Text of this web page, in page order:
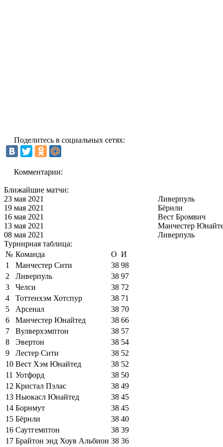
Поделитесь в социальных сетях:
Комментарии:
Ближайшие матчи:
23 мая 2021
Ливерпуль
19 мая 2021
Бёрнли
16 мая 2021
Вест Бромвич
13 мая 2021
Манчестер
08 мая 2021
Ливерпуль
Турнирная таблица:
№ Команда О И
1
Манчестер Сити 38 98
2
Ливерпуль 38 97
3
Челси 38 72
4
Тоттенхэм Хотспур 38 71
5
Арсенал 38 70
6
Манчестер Юнайтед 38 66
7
Вулверхэмптон 38 57
8
Эвертон 38 54
9
Лестер Сити 38 52
10 Вест Хэм Юнайтед 38 52
11 Уотфорд 38 50
12 Кристал Пэлас 38 49
13 Ньюкасл Юнайтед 38 45
14 Борнмут 38 45
15 Бёрнли 38 40
16 Саутгемптон 38 39
17 Брайтон энд Хоув Альбион 38 36